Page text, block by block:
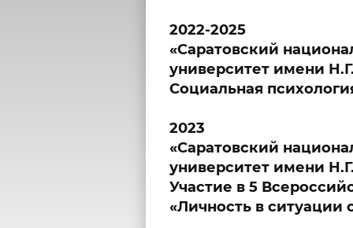
2022-2025
«Саратовский
университет имени
Социальная
2023
«Саратовский
университет имени
Участие в 5
«Личность в